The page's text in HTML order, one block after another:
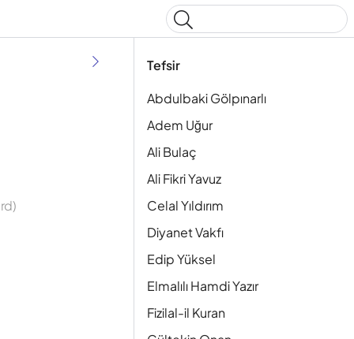
Tefsir
Abdulbaki Gölpınarlı
Adem Uğur
Ali Bulaç
Ali Fikri Yavuz
Celal Yıldırım
Diyanet Vakfı
Edip Yüksel
Elmalılı Hamdi Yazır
Fizilal-il Kuran